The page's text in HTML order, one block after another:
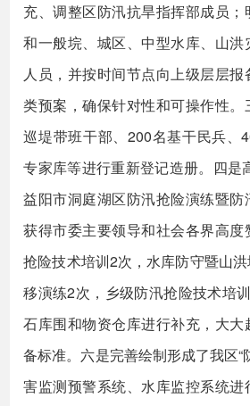
充、调整区防汛抗旱指挥部成员
和一般垸、城区、中型水库、山
人员，并按时间节点向上级层层
类预案，确保针对性和可操作性
巡堤带班干部、200名基干民兵、
专家库等进行重新登记造册。四是
益阳市洞庭湖区防汛抢险演练暨防
获得市委主要领导和社会各界高
抢险技术培训2次，水库防守暨山
移演练2次，乡级防汛抢险技术培
石库围和物资仓库进行补充，大
备标准。六是完善绘制形成了我区“
害监测预警系统、水库监控系统进